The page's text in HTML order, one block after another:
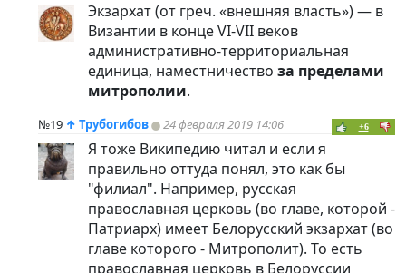
Экзархат (от греч. «внешняя власть») — в
Византии в конце VI-VII веков
административно-территориальная
единица, наместничество за пределами
митрополии.
№19 ↑ Трубогибов 24 февраля 2019 14:06 +6
Я тоже Википедию читал и если я
правильно оттуда понял, это как бы
"филиал". Например, русская
православная церковь (во главе, которой -
Патриарх) имеет Белорусский экзархат (во
главе которого - Митрополит). То есть
православная церковь в Белоруссии